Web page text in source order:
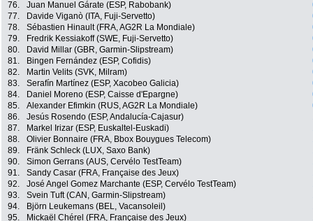
76.
Juan Manuel Gárate (ESP, Rabobank)
77.
Davide Viganò (ITA, Fuji-Servetto)
78.
Sébastien Hinault (FRA, AG2R La Mondiale)
79.
Fredrik Kessiakoff (SWE, Fuji-Servetto)
80.
David Millar (GBR, Garmin-Slipstream)
81.
Bingen Fernández (ESP, Cofidis)
82.
Martin Velits (SVK, Milram)
83.
Serafín Martínez (ESP, Xacobeo Galicia)
84.
Daniel Moreno (ESP, Caisse d'Epargne)
85.
Alexander Efimkin (RUS, AG2R La Mondiale)
86.
Jesús Rosendo (ESP, Andalucía-Cajasur)
87.
Markel Irizar (ESP, Euskaltel-Euskadi)
88.
Olivier Bonnaire (FRA, Bbox Bouygues Telecom)
89.
Fränk Schleck (LUX, Saxo Bank)
90.
Simon Gerrans (AUS, Cervélo TestTeam)
91.
Sandy Casar (FRA, Française des Jeux)
92.
José Angel Gomez Marchante (ESP, Cervélo TestTeam)
93.
Svein Tuft (CAN, Garmin-Slipstream)
94.
Björn Leukemans (BEL, Vacansoleil)
95.
Mickaël Chérel (FRA, Française des Jeux)